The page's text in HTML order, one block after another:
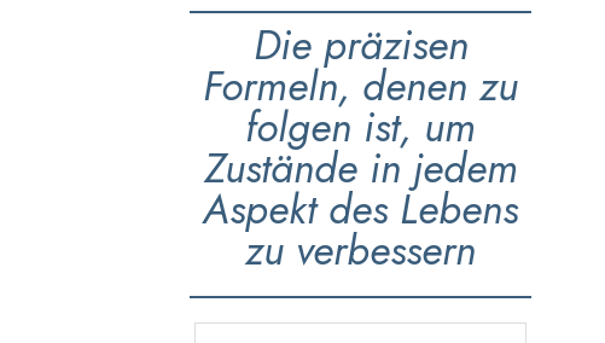
Die präzisen
Formeln, denen zu
folgen ist, um
Zustände in jedem
Aspekt des Lebens
zu verbessern